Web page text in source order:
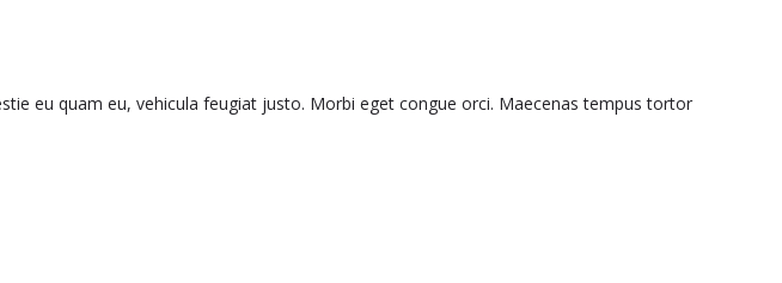
eu quam eu, vehicula feugiat justo. Morbi eget congue orci. Maecenas tempus tortor